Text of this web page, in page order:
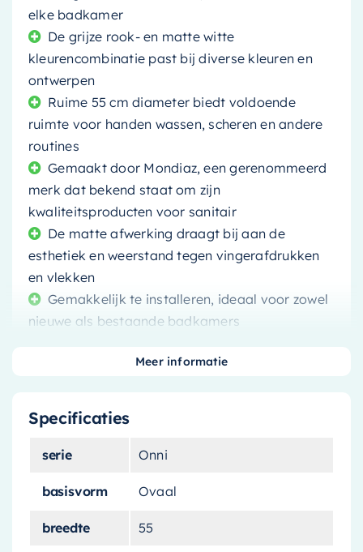
elke badkamer
De grijze rook- en matte witte
kleurencombinatie past bij diverse kleuren en
ontwerpen
Ruime 55 cm diameter biedt voldoende
ruimte voor handen wassen, scheren en andere
routines
Gemaakt door Mondiaz, een gerenommeerd
merk dat bekend staat om zijn
kwaliteitsproducten voor sanitair
De matte afwerking draagt bij aan de
esthetiek en weerstand tegen vingerafdrukken
en vlekken
Gemakkelijk te installeren, ideaal voor zowel
nieuwe als bestaande badkamers
Voeg een vleugje moderniteit toe aan je
badkamer met de
afwerking, voegt deze wastafel een eigentijdse
badkamerinrichting.
Specificaties
serie Onni
basisvorm Ovaal
breedte 55
Meer informatie